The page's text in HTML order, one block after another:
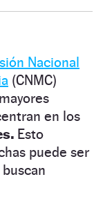
Nacional
(CNMC)
en los
Esto
puede ser